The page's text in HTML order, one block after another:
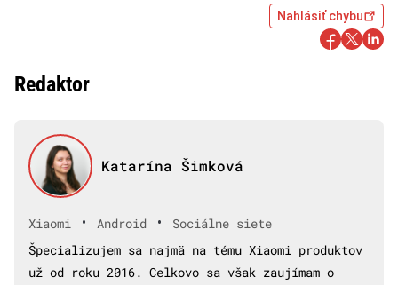
Nahlásiť chybu
Redaktor
Katarína Šimková
Xiaomi • Android •
Sociálne siete
Špecializujem sa najmä na tému Xiaomi produktov
už od roku 2016. Celkovo sa však zaujímam o